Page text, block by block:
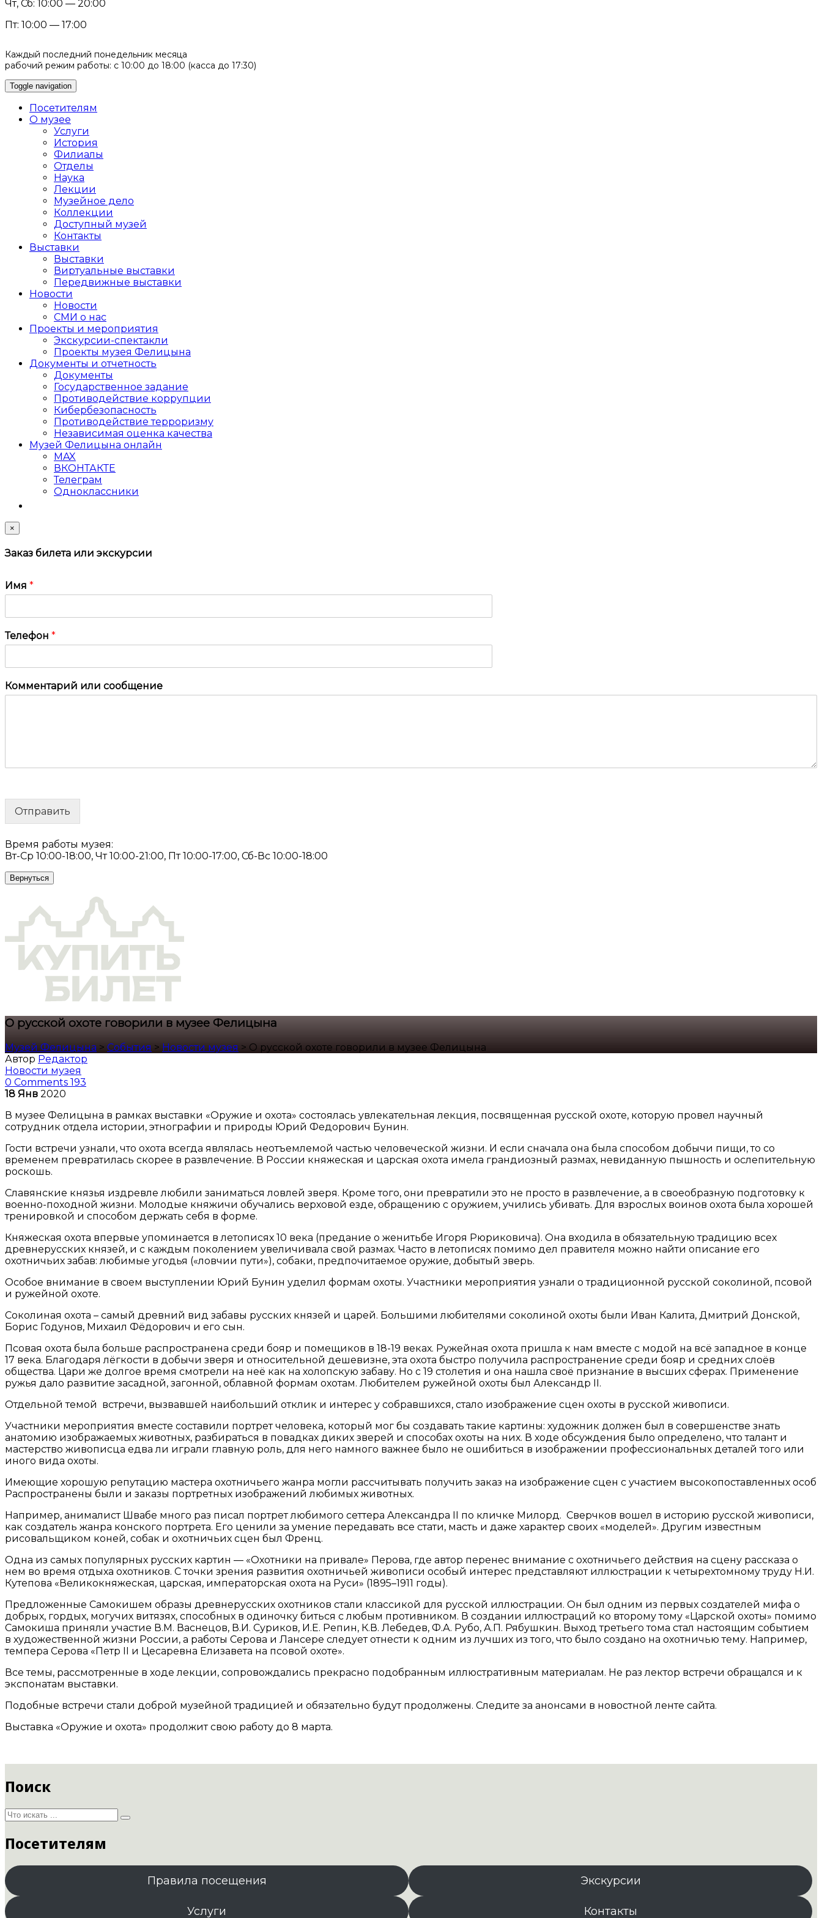
Чт, Сб: 10:00 — 20:00
Пт: 10:00 — 17:00
Каждый последний понедельник месяца
рабочий режим работы: с 10:00 до 18:00 (касса до 17:30)
Toggle navigation
Посетителям
О музее
Услуги
История
Филиалы
Отделы
Наука
Лекции
Музейное дело
Коллекции
Доступный музей
Контакты
Выставки
Выставки
Виртуальные выставки
Передвижные выставки
Новости
Новости
СМИ о нас
Проекты и мероприятия
Экскурсии-спектакли
Проекты музея Фелицына
Документы и отчетность
Документы
Государственное задание
Противодействие коррупции
Кибер­безопасность
Противодействие терроризму
Независимая оценка качества
Музей Фелицына онлайн
MAX
ВКОНТАКТЕ
Телеграм
Одноклассники
×
Заказ билета или экскурсии
Имя *
Телефон *
Комментарий или сообщение
Отправить
Время работы музея:
Вт-Ср 10:00-18:00, Чт 10:00-21:00, Пт 10:00-17:00, Сб-Вс 10:00-18:00
Вернуться
О русской охоте говорили в музее Фелицына
Музей Фелицына > События > Новости музея > О русской охоте говорили в музее Фелицына
Автор Редактор
Новости музея
0 Comments 193
18 Янв 2020
В музее Фелицына в рамках выставки «Оружие и охота» состоялась увлекательная лекция, посвященная русской охоте, которую провел научный
сотрудник отдела истории, этнографии и природы Юрий Федорович Бунин.
Гости встречи узнали, что охота всегда являлась неотъемлемой частью человеческой жизни. И если сначала она была способом добычи пищи, то со
временем превратилась скорее в развлечение. В России княжеская и царская охота имела грандиозный размах, невиданную пышность и ослепительную
роскошь.
Славянские князья издревле любили заниматься ловлей зверя. Кроме того, они превратили это не просто в развлечение, а в своеобразную подготовку к
военно-походной жизни. Молодые княжичи обучались верховой езде, обращению с оружием, учились убивать. Для взрослых воинов охота была хорошей
тренировкой и способом держать себя в форме.
Княжеская охота впервые упоминается в летописях 10 века (предание о женитьбе Игоря Рюриковича). Она входила в обязательную традицию всех
древнерусских князей, и с каждым поколением увеличивала свой размах. Часто в летописях помимо дел правителя можно найти описание его
охотничьих забав: любимые угодья («ловчии пути»), собаки, предпочитаемое оружие, добытый зверь.
Особое внимание в своем выступлении Юрий Бунин уделил формам охоты. Участники мероприятия узнали о традиционной русской соколиной, псовой
и ружейной охоте.
Соколиная охота – самый древний вид забавы русских князей и царей. Большими любителями соколиной охоты были Иван Калита, Дмитрий Донской,
Борис Годунов, Михаил Фёдорович и его сын.
Псовая охота была больше распространена среди бояр и помещиков в 18-19 веках. Ружейная охота пришла к нам вместе с модой на всё западное в конце
17 века. Благодаря лёгкости в добычи зверя и относительной дешевизне, эта охота быстро получила распространение среди бояр и средних слоёв
общества. Цари же долгое время смотрели на неё как на холопскую забаву. Но с 19 столетия и она нашла своё признание в высших сферах. Применение
ружья дало развитие засадной, загонной, облавной формам охотам. Любителем ружейной охоты был Александр II.
Отдельной темой встречи, вызвавшей наибольший отклик и интерес у собравшихся, стало изображение сцен охоты в русской живописи.
Участники мероприятия вместе составили портрет человека, который мог бы создавать такие картины: художник должен был в совершенстве знать
анатомию изображаемых животных, разбираться в повадках диких зверей и способах охоты на них. В ходе обсуждения было определено, что талант и
мастерство живописца едва ли играли главную роль, для него намного важнее было не ошибиться в изображении профессиональных деталей того или
иного вида охоты.
Имеющие хорошую репутацию мастера охотничьего жанра могли рассчитывать получить заказ на изображение сцен с участием высокопоставленных особ
Распространены были и заказы портретных изображений любимых животных.
Например, анималист Швабе много раз писал портрет любимого сеттера Александра II по кличке Милорд. Сверчков вошел в историю русской живописи,
как создатель жанра конского портрета. Его ценили за умение передавать все стати, масть и даже характер своих «моделей». Другим известным
рисовальщиком коней, собак и охотничьих сцен был Френц.
Одна из самых популярных русских картин — «Охотники на привале» Перова, где автор перенес внимание с охотничьего действия на сцену рассказа о
нем во время отдыха охотников. С точки зрения развития охотничьей живописи особый интерес представляют иллюстрации к четырехтомному труду Н.И.
Кутепова «Великокняжеская, царская, императорская охота на Руси» (1895–1911 годы).
Предложенные Самокишем образы древнерусских охотников стали классикой для русской иллюстрации. Он был одним из первых создателей мифа о
добрых, гордых, могучих витязях, способных в одиночку биться с любым противником. В создании иллюстраций ко второму тому «Царской охоты» помимо
Самокиша приняли участие В.М. Васнецов, В.И. Суриков, И.Е. Репин, К.В. Лебедев, Ф.А. Рубо, А.П. Рябушкин. Выход третьего тома стал настоящим событием
в художественной жизни России, а работы Серова и Лансере следует отнести к одним из лучших из того, что было создано на охотничью тему. Например,
темпера Серова «Петр II и Цесаревна Елизавета на псовой охоте».
Все темы, рассмотренные в ходе лекции, сопровождались прекрасно подобранным иллюстративным материалам. Не раз лектор встречи обращался и к
экспонатам выставки.
Подобные встречи стали доброй музейной традицией и обязательно будут продолжены. Следите за анонсами в новостной ленте сайта.
Выставка «Оружие и охота» продолжит свою работу до 8 марта.
Поиск
Посетителям
Правила посещения Экскурсии
Услуги Контакты